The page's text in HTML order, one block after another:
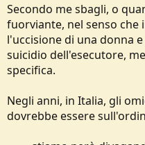
Secondo me sbagli, o
fuorviante, nel senso
l'uccisione di una donna
suicidio dell'esecutore,
specifica.
Negli anni, in Italia, gli
dovrebbe essere